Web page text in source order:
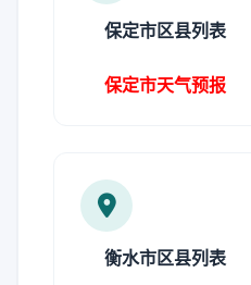
保定市区县列表
保定市天气预报
衡水市区县列表